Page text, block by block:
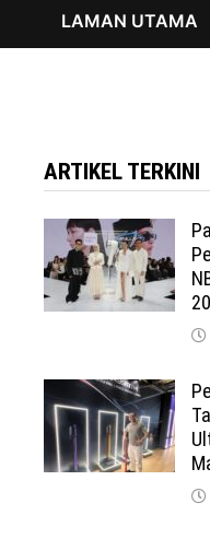
LAMAN UTAMA
ARTIKEL TERKINI